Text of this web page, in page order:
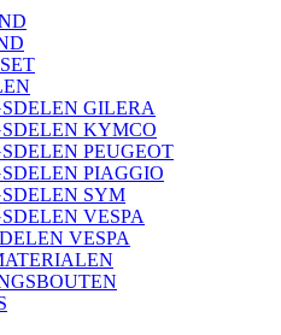
GILERA
KYMCO
PEUGEOT
PIAGGIO
SYM
VESPA
VESPA